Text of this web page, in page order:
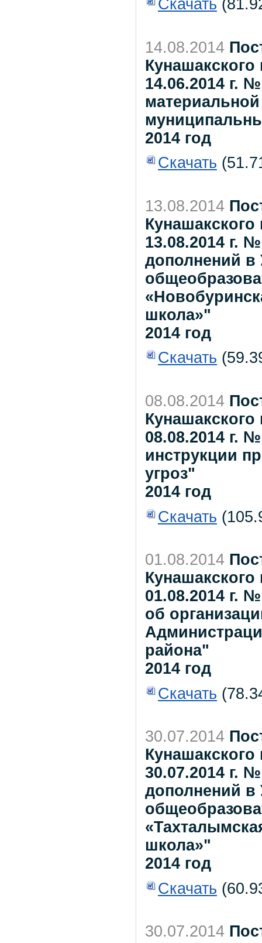
Скачать
14.08.2014
14.06.2014 г.
2014 год
Скачать
13.08.2014
13.08.2014 г.
дополнений в
школа»"
2014 год
Скачать
08.08.2014
08.08.2014 г.
инструкции
угроз"
2014 год
Скачать
01.08.2014
01.08.2014 г.
об
района"
2014 год
Скачать
30.07.2014
30.07.2014 г.
дополнений в
школа»"
2014 год
Скачать
30.07.2014